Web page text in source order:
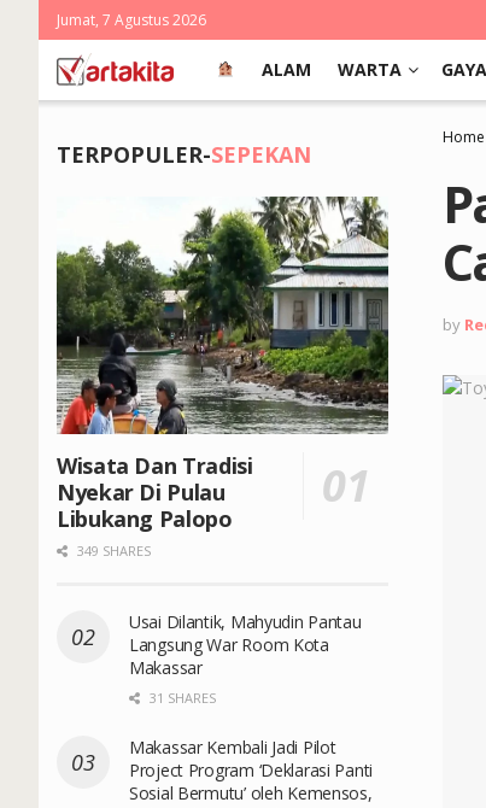
Jumat, 7 Agustus 2026
ALAM WARTA GAYA
Home
by
TERPOPULER-SEPEKAN
Wisata Dan Tradisi
Nyekar Di Pulau
Libukang Palopo
349 SHARES
Usai Dilantik, Mahyudin Pantau
Langsung War Room Kota
Makassar
31 SHARES
Makassar Kembali Jadi Pilot
Project Program ‘Deklarasi Panti
Sosial Bermutu’ oleh Kemensos,